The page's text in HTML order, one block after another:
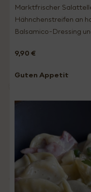
Marktfrischer
Hähnchenstreifen an
Balsamico-Dressing
9,90 €
Guten Appetit